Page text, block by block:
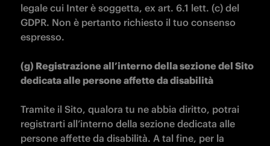
legale cui Inter è soggetta, ex art. 6.1 lett. (c) del
GDPR. Non è pertanto richiesto il tuo consenso
espresso.
(g) Registrazione all’interno della sezione del Sito
dedicata alle persone affette da disabilità
Tramite il Sito, qualora tu ne abbia diritto, potrai
registrarti all’interno della sezione dedicata alle
persone affette da disabilità. A tal fine, per la